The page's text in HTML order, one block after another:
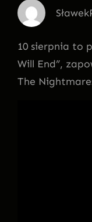
10 sierpnia to
Will End”,
The